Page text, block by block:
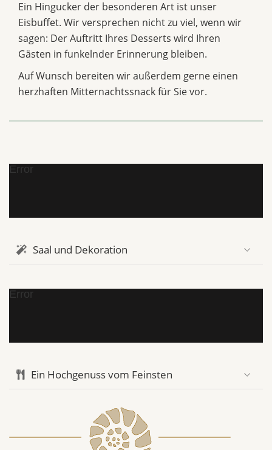
Ein Hingucker der besonderen Art ist unser
Eisbuffet. Wir versprechen nicht zu viel, wenn wir
sagen: Der Auftritt Ihres Desserts wird Ihren
Gästen in funkelnder Erinnerung bleiben.
Auf Wunsch bereiten wir außerdem gerne einen
herzhaften Mitternachtssnack für Sie vor.
Error
Saal und Dekoration
Error
Ein Hochgenuss vom Feinsten